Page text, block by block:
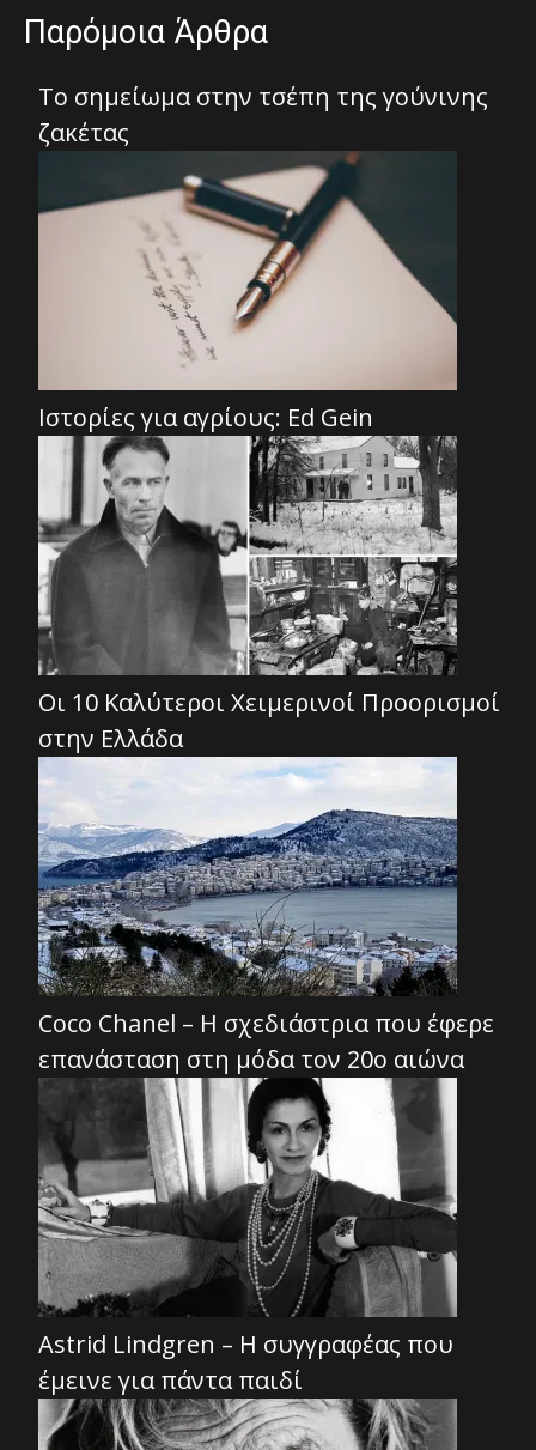
Παρόμοια Άρθρα
Το σημείωμα στην τσέπη της γούνινης
ζακέτας
Ιστορίες για αγρίους: Ed Gein
Οι 10 Καλύτεροι Χειμερινοί Προορισμοί
στην Ελλάδα
Coco Chanel – Η σχεδιάστρια που έφερε
επανάσταση στη μόδα τον 20ο αιώνα
Astrid Lindgren – Η συγγραφέας που
έμεινε για πάντα παιδί